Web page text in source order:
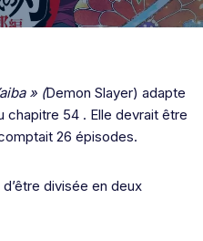
» (Demon Slayer) adapte
chapitre 54 . Elle devrait être
26 épisodes.
divisée en deux